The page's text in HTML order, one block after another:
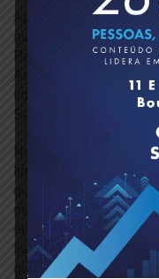
Após a solenidade,
os deputados Jorge
Parlamentar Mista
Adriana Ventura e
lideranças do
Sescon-SP é integrante.
No encontro, o
limites defasados do
quem cresce, quando
mais empregos, renda
enfatizou que o
fiscal, mas sim um
que contribui para